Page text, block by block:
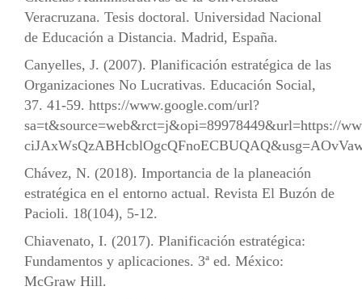
Veracruzana. Tesis doctoral. Universidad Nacional
de Educación a Distancia. Madrid, España.
Canyelles, J. (2007). Planificación estratégica de las
Organizaciones No Lucrativas. Educación Social,
37. 41-59. https://www.google.com/url?
sa=t&source=web&rct=j&opi=89978449&url=https://
Chávez, N. (2018). Importancia de la planeación
estratégica en el entorno actual. Revista El Buzón de
Pacioli. 18(104), 5-12.
Chiavenato, I. (2017). Planificación estratégica:
Fundamentos y aplicaciones. 3ª ed. México:
McGraw Hill.